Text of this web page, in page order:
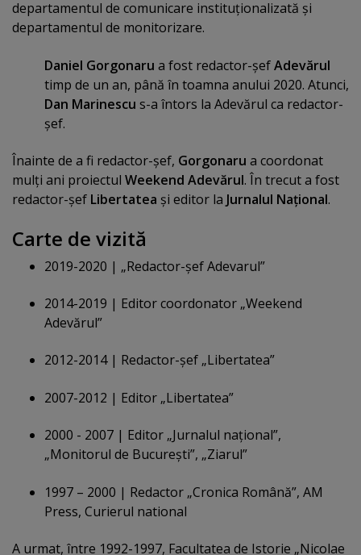
departamentul de comunicare instituţionalizată şi
departamentul de monitorizare.
Daniel Gorgonaru a fost redactor-şefAdevărul
timp de un an, până în toamna anului 2020. Atunci,
Dan Marinescu s-a întors la Adevărul ca redactor-
şef.
Înainte de a fi redactor-şef, Gorgonaru a coordonat
mulţi ani proiectul Weekend Adevărul. În trecut a fost
redactor-şef Libertatea şi editor la Jurnalul Naţional.
Carte de vizită
2019-2020 | „Redactor-şef Adevarul”
2014-2019 | Editor coordonator „Weekend
Adevărul”
2012-2014 | Redactor-şef „Libertatea”
2007-2012 | Editor „Libertatea”
2000 - 2007 | Editor „Jurnalul naţional”,
„Monitorul de Bucureşti”, „Ziarul”
1997 – 2000 | Redactor „Cronica Română”, AM
Press, Curierul national
A urmat, între 1992-1997, Facultatea de Istorie „Nicolae